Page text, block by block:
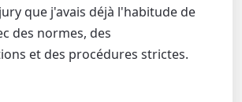
que j'avais déjà l'habitude de
des normes, des
et des procédures strictes.